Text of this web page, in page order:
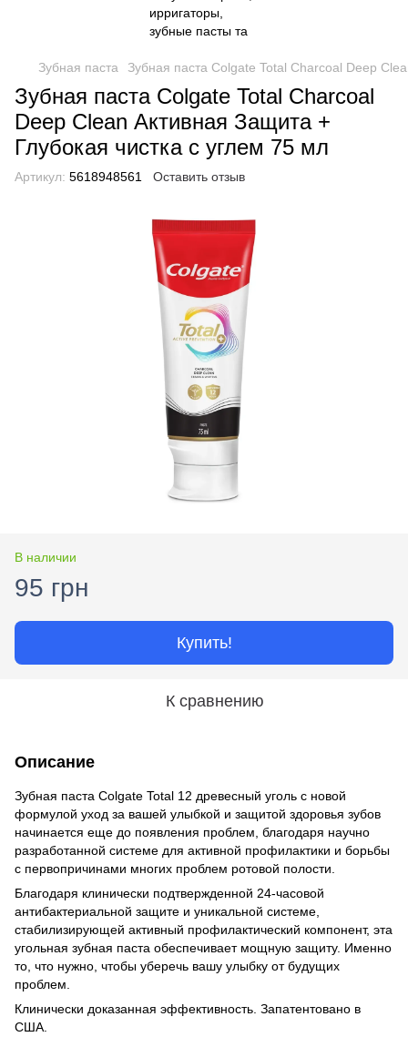
Зубная паста Зубная паста Colgate Total Charcoal Deep
Зубная паста Colgate Total Charcoal
Deep Clean Активная Защита +
Глубокая чистка с углем 75 мл
Артикул: 5618948561 Оставить отзыв
В наличии
95 грн
Купить!
К сравнению
Описание
Зубная паста Colgate Total 12 древесный уголь с новой
формулой уход за вашей улыбкой и защитой здоровья зубов
начинается еще до появления проблем, благодаря научно
разработанной системе для активной профилактики и борьбы
с первопричинами многих проблем ротовой полости.
Благодаря клинически подтвержденной 24-часовой
антибактериальной защите и уникальной системе,
стабилизирующей активный профилактический компонент, эта
угольная зубная паста обеспечивает мощную защиту. Именно
то, что нужно, чтобы уберечь вашу улыбку от будущих
проблем.
Клинически доказанная эффективность. Запатентовано в
США.